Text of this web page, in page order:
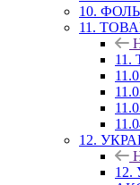
10.
11.
12.